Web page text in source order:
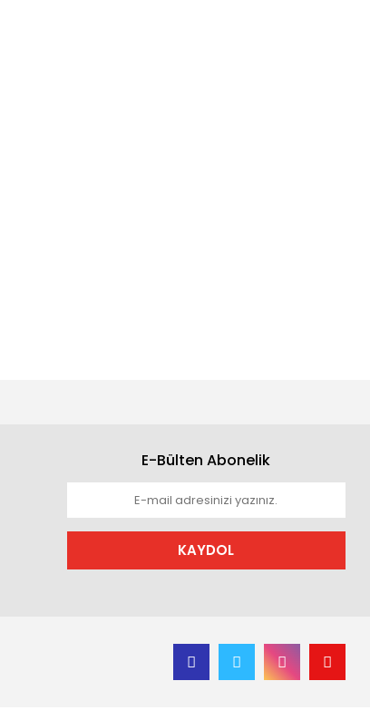
E-Bülten Abonelik
KAYDOL